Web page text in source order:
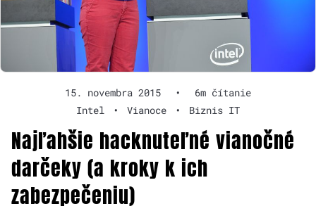
15. novembra 2015 •
6m čítanie
Intel
• Vianoce • Biznis IT
Najľahšie hacknuteľné vianočné
darčeky (a kroky k ich
zabezpečeniu)